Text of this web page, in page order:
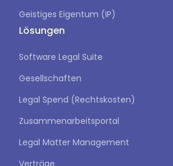
Geistiges Eigentum (IP)
Lösungen
Software Legal Suite
Gesellschaften
Legal Spend (Rechtskosten)
Zusammenarbeitsportal
Legal Matter Management